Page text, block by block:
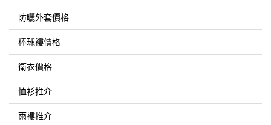
防曬外套價格
棒球褸價格
衛衣價格
恤衫推介
雨褸推介